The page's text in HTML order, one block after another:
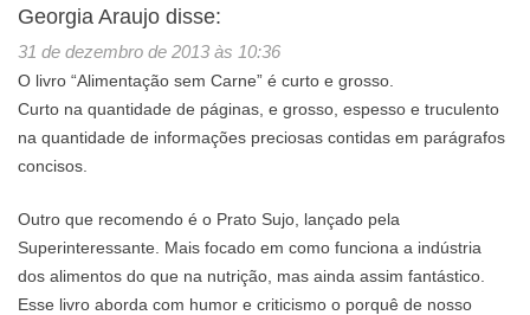
Georgia Araujo disse:
31 de dezembro de 2013 às 10:36
O livro “Alimentação sem Carne” é curto e grosso.
Curto na quantidade de páginas, e grosso, espesso e truculento
na quantidade de informações preciosas contidas em parágrafos
concisos.
Outro que recomendo é o Prato Sujo, lançado pela
Superinteressante. Mais focado em como funciona a indústria
dos alimentos do que na nutrição, mas ainda assim fantástico.
Esse livro aborda com humor e criticismo o porquê de nosso